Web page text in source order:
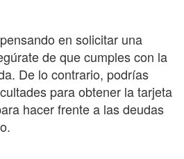
en solicitar una
de que cumples con la
De lo contrario, podrías
para obtener la tarjeta
hacer frente a las deudas